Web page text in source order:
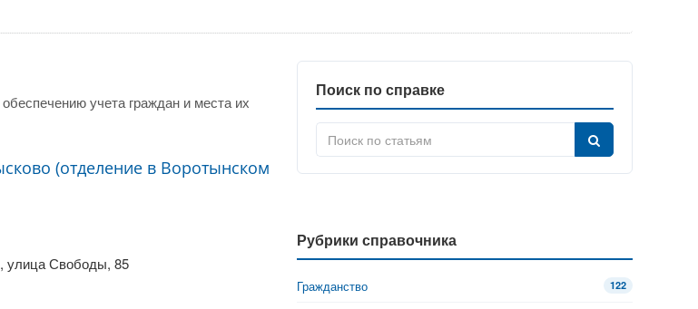
учета граждан и места их
(отделение в Воротынском
улица Свободы, 85
Поиск по справке
Рубрики справочника
Гражданство 122